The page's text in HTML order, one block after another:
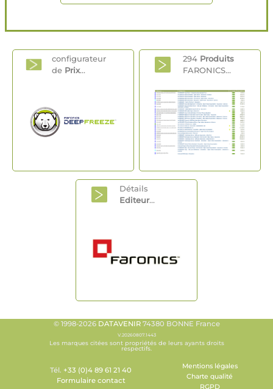
configurateur
de Prix...
294 Produits
FARONICS...
Détails
Editeur...
© 1998-2026 DATAVENIR74380 BONNE France
V.20260807.1443
Les marques citées sont propriétés de leurs ayants droits
respectifs.
Tél. +33 (0)4 89 61 21 40
Formulaire contact
Mentions légales
Charte qualité
RGPD